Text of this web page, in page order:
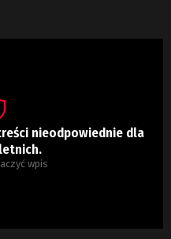
nieodpowiednie dla
wpis